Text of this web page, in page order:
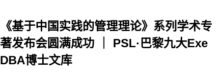
《基于中国实践的管理理论》系列学术专
著发布会圆满成功 ｜ PSL·巴黎九大Exe
DBA博士文库